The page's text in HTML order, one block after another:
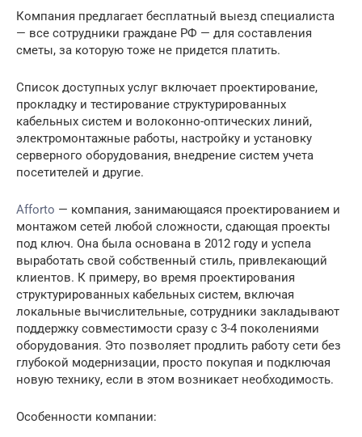
Компания предлагает бесплатный выезд специалиста
— все сотрудники граждане РФ — для составления
сметы, за которую тоже не придется платить.
Список доступных услуг включает проектирование,
прокладку и тестирование структурированных
кабельных систем и волоконно-оптических линий,
электромонтажные работы, настройку и установку
серверного оборудования, внедрение систем учета
посетителей и другие.
Afforto — компания, занимающаяся проектированием и
монтажом сетей любой сложности, сдающая проекты
под ключ. Она была основана в 2012 году и успела
выработать свой собственный стиль, привлекающий
клиентов. К примеру, во время проектирования
структурированных кабельных систем, включая
локальные вычислительные, сотрудники закладывают
поддержку совместимости сразу с 3-4 поколениями
оборудования. Это позволяет продлить работу сети без
глубокой модернизации, просто покупая и подключая
новую технику, если в этом возникает необходимость.
Особенности компании: